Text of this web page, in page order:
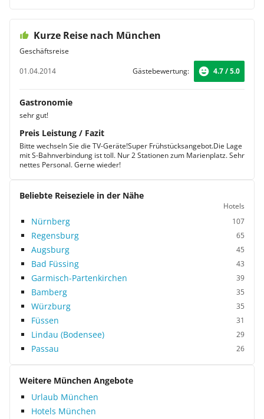
Kurze Reise nach München
Geschäftsreise
01.04.2014
Gästebewertung: 4.7 / 5.0
Gastronomie
sehr gut!
Preis Leistung / Fazit
Bitte wechseln Sie die TV-Geräte!Super Frühstücksangebot.Die Lage
mit S-Bahnverbindung ist toll. Nur 2 Stationen zum Marienplatz. Sehr
nettes Personal. Gerne wieder!
Beliebte Reiseziele in der Nähe
Hotels
Nürnberg 107
Regensburg 65
Augsburg 45
Bad Füssing 43
Garmisch-Partenkirchen 39
Bamberg 35
Würzburg 35
Füssen 31
Lindau (Bodensee) 29
Passau 26
Weitere München Angebote
Urlaub München
Hotels München